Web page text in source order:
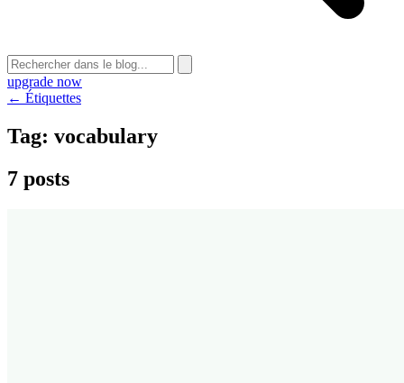
upgrade now
← Étiquettes
Tag: vocabulary
7 posts